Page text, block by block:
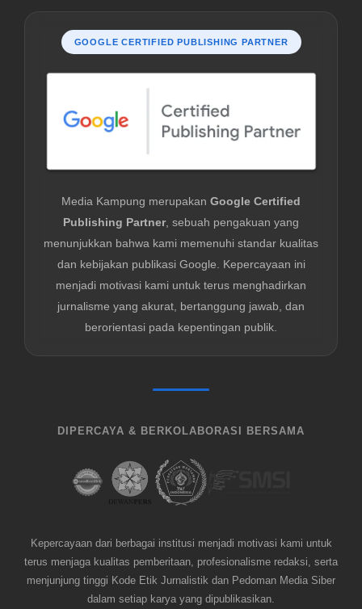
GOOGLE CERTIFIED PUBLISHING PARTNER
Media Kampung merupakan Google Certified
Publishing Partner, sebuah pengakuan yang
menunjukkan bahwa kami memenuhi standar kualitas
dan kebijakan publikasi Google. Kepercayaan ini
menjadi motivasi kami untuk terus menghadirkan
jurnalisme yang akurat, bertanggung jawab, dan
berorientasi pada kepentingan publik.
DIPERCAYA & BERKOLABORASI BERSAMA
Kepercayaan dari berbagai institusi menjadi motivasi kami untuk
terus menjaga kualitas pemberitaan, profesionalisme redaksi, serta
menjunjung tinggi Kode Etik Jurnalistik dan Pedoman Media Siber
dalam setiap karya yang dipublikasikan.